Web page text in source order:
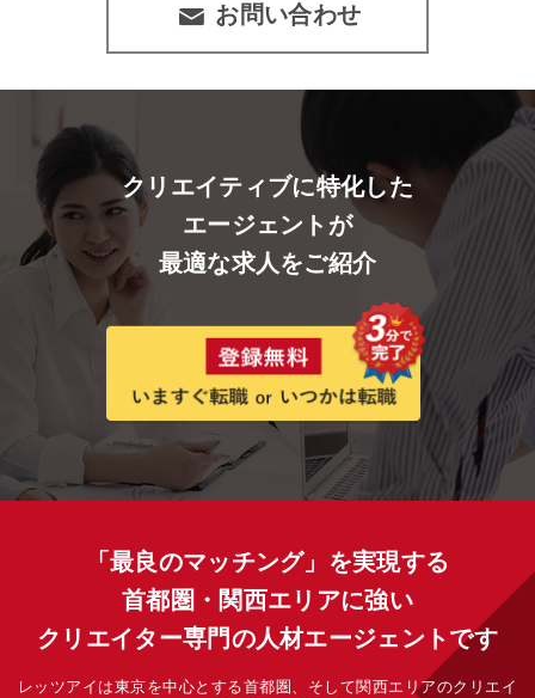
お問い合わせ
クリエイティブに特化した
エージェントが
最適な求人をご紹介
「最良のマッチング」を実現する
首都圏・関西エリアに強い
クリエイター専門の人材エージェントです
レッツアイは東京を中心とする首都圏、そして関西エリアのクリエイ